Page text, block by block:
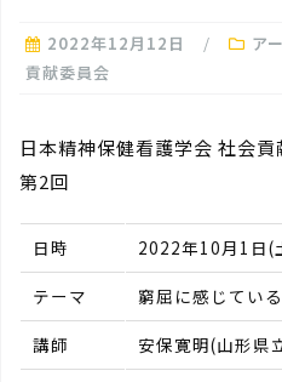
2022年12月12日 ア
貢献委員会
日本精神保健看護学会 社会
第2回
日時
2022年10月1日
テーマ
窮屈に感じてい
講師
安保寛明(山形県